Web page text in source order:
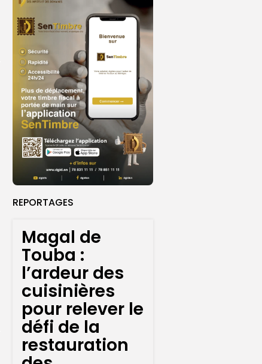
REPORTAGES
Magal de
Touba :
l’ardeur des
cuisinières
pour relever le
défi de la
restauration